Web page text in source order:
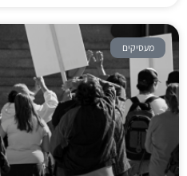
מעסיקים